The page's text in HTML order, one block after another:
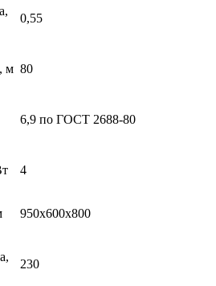
0,55
м 80
6,9 по ГОСТ 2688-80
4
950х600х800
230